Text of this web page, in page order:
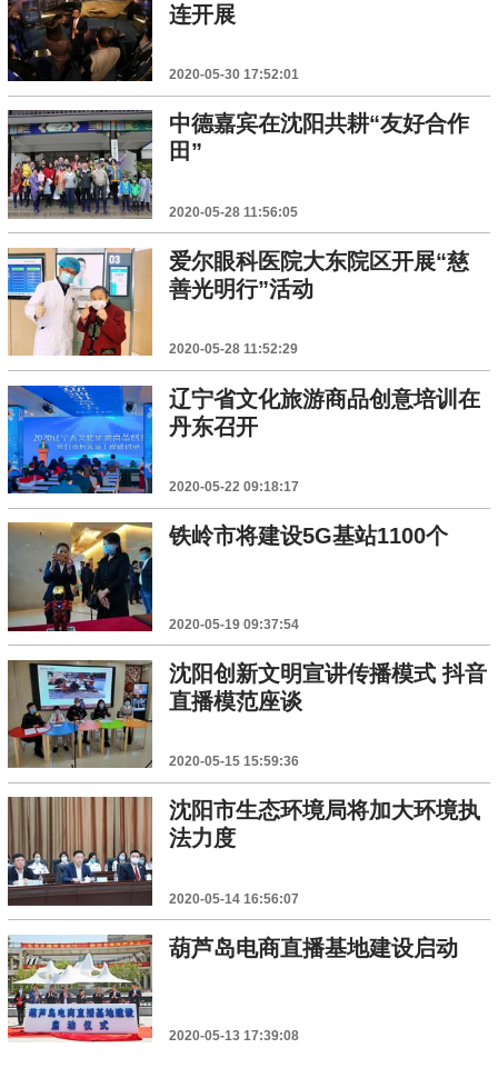
连开展
2020-05-30 17:52:01
中德嘉宾在沈阳共耕“友好合作
田”
2020-05-28 11:56:05
爱尔眼科医院大东院区开展“慈
善光明行”活动
2020-05-28 11:52:29
辽宁省文化旅游商品创意培训在
丹东召开
2020-05-22 09:18:17
铁岭市将建设5G基站1100个
2020-05-19 09:37:54
沈阳创新文明宣讲传播模式 抖音
直播模范座谈
2020-05-15 15:59:36
沈阳市生态环境局将加大环境执
法力度
2020-05-14 16:56:07
葫芦岛电商直播基地建设启动
2020-05-13 17:39:08